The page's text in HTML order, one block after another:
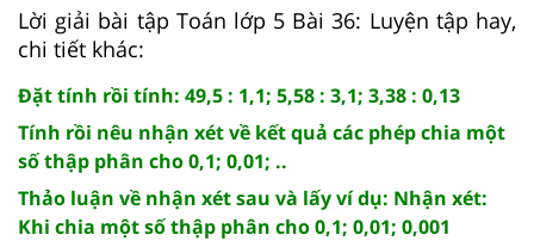
Lời giải bài tập Toán lớp 5 Bài 36: Luyện tập hay,
chi tiết khác:
Đặt tính rồi tính: 49,5 : 1,1; 5,58 : 3,1; 3,38 : 0,13
Tính rồi nêu nhận xét về kết quả các phép chia một
số thập phân cho 0,1; 0,01; ..
Thảo luận về nhận xét sau và lấy ví dụ: Nhận xét:
Khi chia một số thập phân cho 0,1; 0,01; 0,001